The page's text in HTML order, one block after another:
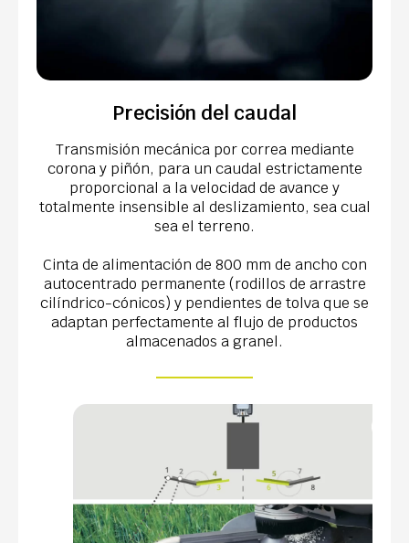
Precisión del caudal
Transmisión mecánica por correa mediante
corona y piñón, para un caudal estrictamente
proporcional a la velocidad de avance y
totalmente insensible al deslizamiento, sea cual
sea el terreno.
Cinta de alimentación de 800 mm de ancho con
autocentrado permanente (rodillos de arrastre
cilíndrico-cónicos) y pendientes de tolva que se
adaptan perfectamente al flujo de productos
almacenados a granel.